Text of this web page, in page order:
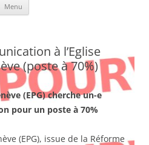
Menu
à l’Eglise
(poste à 70%)
(EPG) cherche un-e
pour un poste à 70%
(EPG), issue de la Réforme